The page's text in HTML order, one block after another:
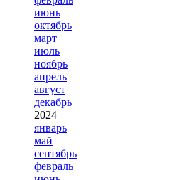
июнь
октябрь
март
июль
ноябрь
апрель
август
декабрь
2024
январь
май
сентябрь
февраль